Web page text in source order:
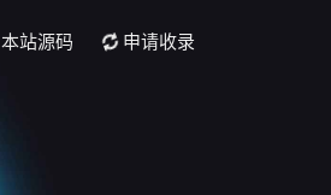
本站源码 申请收录